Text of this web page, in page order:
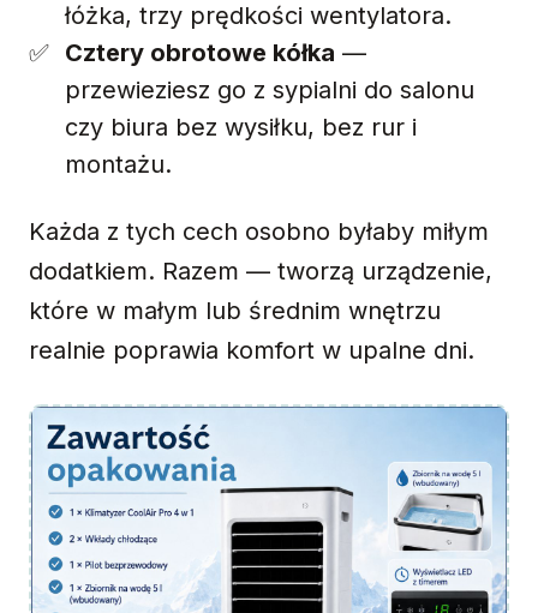
łóżka, trzy prędkości wentylatora.
Cztery obrotowe kółka —
przewieziesz go z sypialni do salonu
czy biura bez wysiłku, bez rur i
montażu.
Każda z tych cech osobno byłaby miłym
dodatkiem. Razem — tworzą urządzenie,
które w małym lub średnim wnętrzu
realnie poprawia komfort w upalne dni.